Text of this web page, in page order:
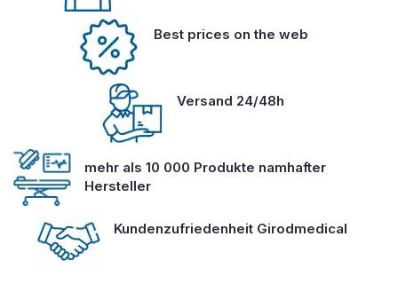
Best prices on the web
Versand 24/48h
mehr als 10 000 Produkte namhafter
Hersteller
Kundenzufriedenheit Girodmedical